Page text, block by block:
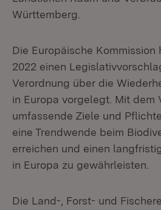
Württemberg.
Die Europäische Kommission
2022 einen
Verordnung über die
in Europa vorgelegt. Mit dem
umfassende Ziele und
eine Trendwende beim
erreichen und einen
in Europa zu gewährleisten.
Die Land-, Forst- und